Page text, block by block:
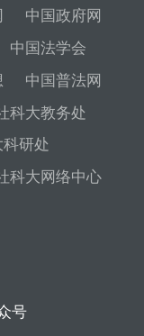
中国政府网
中国法学会
中国普法网
科大教务处
研处
科大网络中心
号